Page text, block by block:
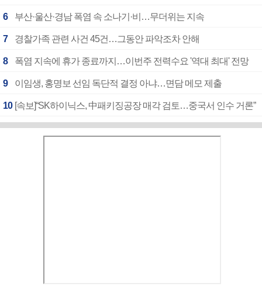
6 부산·울산·경남 폭염 속 소나기·비…무더위는 지속
7 경찰가족 관련 사건 45건…그동안 파악조차 안해
8 폭염 지속에 휴가 종료까지…이번주 전력수요 '역대 최대' 전망
9 이임생, 홍명보 선임 독단적 결정 아냐…면담 메모 제출
10 [속보]“SK하이닉스, 中패키징공장 매각 검토…중국서 인수 거론”